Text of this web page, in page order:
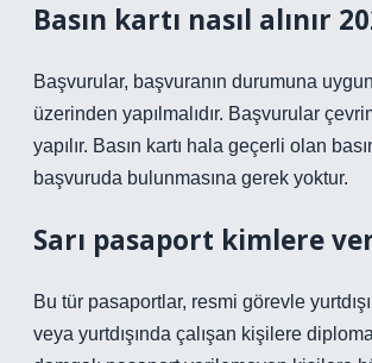
Basın kartı nasıl alınır
Başvurular, başvuranın durumuna
üzerinden yapılmalıdır. Başvurular
yapılır. Basın kartı hala geçerli olan
başvuruda bulunmasına gerek yoktur.
Sarı pasaport kimlere
Bu tür pasaportlar, resmi görevle
veya yurtdışında çalışan kişilere